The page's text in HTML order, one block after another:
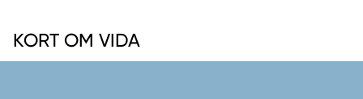
KORT OM VIDA